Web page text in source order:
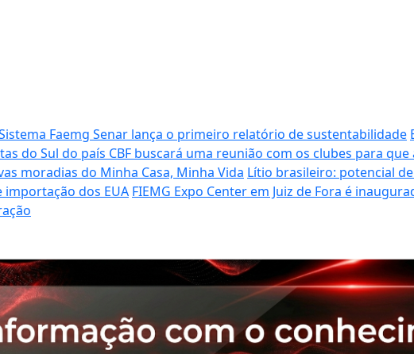
Faemg Senar lança o primeiro relatório de sustentabilidade
do Sul do país CBF buscará uma reunião com os clubes para
moradias do Minha Casa, Minha Vida Lítio brasileiro: potencial
importação dos EUA FIEMG Expo Center em Juiz de Fora é